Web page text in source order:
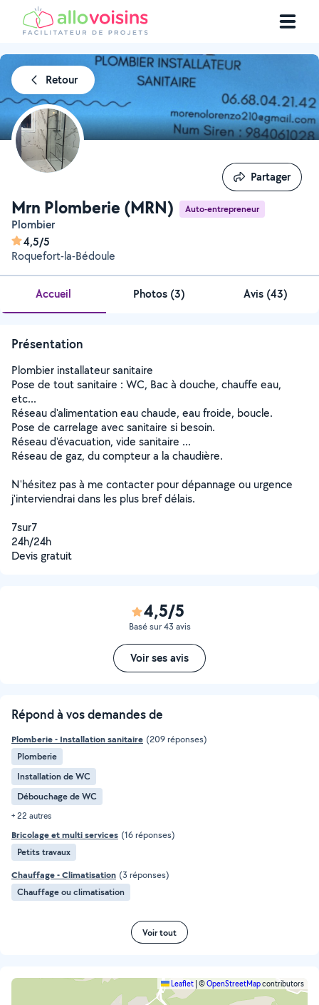
Retour
Mrn Plomberie (MRN) Auto-entrepreneur
Plombier
4,5/5
Roquefort-la-Bédoule
Partager
Partager
Accueil Photos (3) Avis (43)
Présentation
Plombier installateur sanitaire
Pose de tout sanitaire : WC, Bac à douche, chauffe eau,
etc...
Réseau d'alimentation eau chaude, eau froide, boucle.
Pose de carrelage avec sanitaire si besoin.
Réseau d'évacuation, vide sanitaire ...
Réseau de gaz, du compteur a la chaudière.
N'hésitez pas à me contacter pour dépannage ou urgence
j'interviendrai dans les plus bref délais.
7sur7
24h/24h
Devis gratuit
4,5/5
Basé sur 43 avis
Voir ses avis
Répond à vos demandes de
Plomberie - Installation sanitaire (209 réponses)
Plomberie
Installation de WC
Débouchage de WC
+ 22 autres
Bricolage et multi services (16 réponses)
Petits travaux
Chauffage - Climatisation (3 réponses)
Chauffage ou climatisation
Voir tout
Leaflet ©OpenStreetMapcontributors